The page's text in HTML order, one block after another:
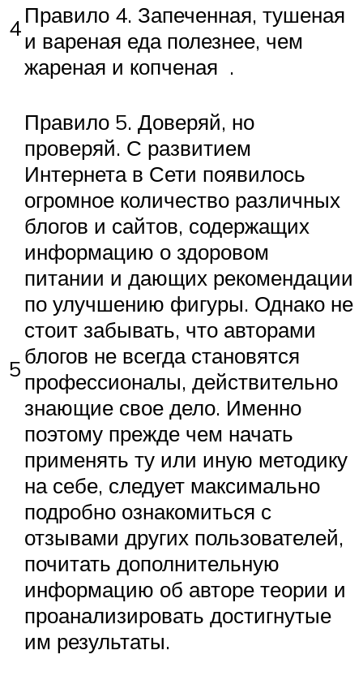
4Правило 4. Запеченная, тушеная
и вареная еда полезнее, чем
жареная и копченая .
5
Правило 5. Доверяй, но
проверяй. С развитием
Интернета в Сети появилось
огромное количество различных
блогов и сайтов, содержащих
информацию о здоровом
питании и дающих рекомендации
по улучшению фигуры. Однако не
стоит забывать, что авторами
блогов не всегда становятся
профессионалы, действительно
знающие свое дело. Именно
поэтому прежде чем начать
применять ту или иную методику
на себе, следует максимально
подробно ознакомиться с
отзывами других пользователей,
почитать дополнительную
информацию об авторе теории и
проанализировать достигнутые
им результаты.